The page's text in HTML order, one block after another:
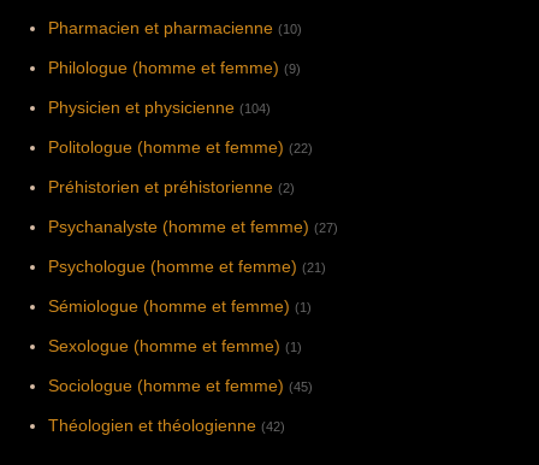
Pharmacien et pharmacienne (10)
Philologue (homme et femme) (9)
Physicien et physicienne (104)
Politologue (homme et femme) (22)
Préhistorien et préhistorienne (2)
Psychanalyste (homme et femme) (27)
Psychologue (homme et femme) (21)
Sémiologue (homme et femme) (1)
Sexologue (homme et femme) (1)
Sociologue (homme et femme) (45)
Théologien et théologienne (42)